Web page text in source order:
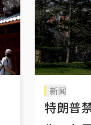
新闻
特朗普